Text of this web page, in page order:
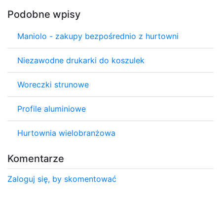
Podobne wpisy
Maniolo - zakupy bezpośrednio z hurtowni
Niezawodne drukarki do koszulek
Woreczki strunowe
Profile aluminiowe
Hurtownia wielobranżowa
Komentarze
Zaloguj się, by skomentować